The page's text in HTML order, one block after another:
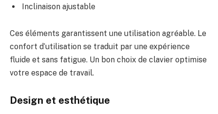
Inclinaison ajustable
Ces éléments garantissent une utilisation agréable. Le
confort d’utilisation se traduit par une expérience
fluide et sans fatigue. Un bon choix de clavier optimise
votre espace de travail.
Design et esthétique